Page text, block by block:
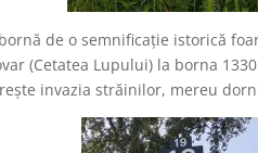
de o semnificaţie istorică
(Cetatea Lupului) la borna
invazia străinilor, mereu